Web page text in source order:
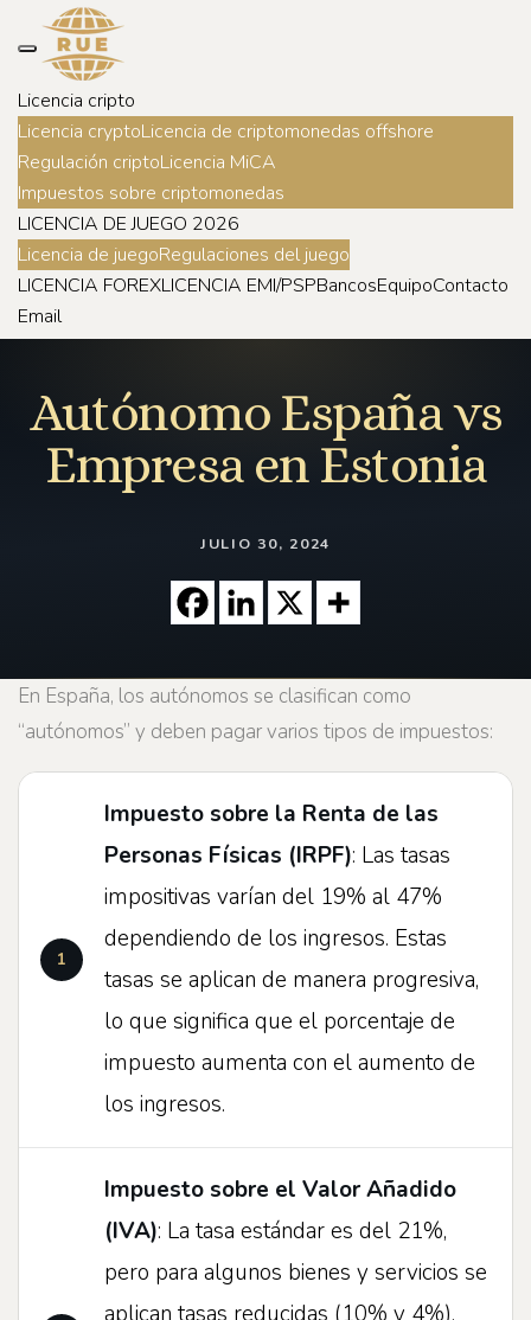
Licencia cripto
Licencia cryptoLicencia de criptomonedas offshore
Regulación criptoLicencia MiCA
Impuestos sobre criptomonedas
LICENCIA DE JUEGO 2026
Licencia de juegoRegulaciones del juego
LICENCIA FOREXLICENCIA EMI/PSPBancosEquipoContacto
Email
Autónomo España vs
Empresa en Estonia
JULIO 30, 2024
En España, los autónomos se clasifican como
“autónomos” y deben pagar varios tipos de impuestos:
Impuesto sobre la Renta de las
Personas Físicas (IRPF): Las tasas
impositivas varían del 19% al 47%
dependiendo de los ingresos. Estas
tasas se aplican de manera progresiva,
lo que significa que el porcentaje de
impuesto aumenta con el aumento de
los ingresos.
Impuesto sobre el Valor Añadido
(IVA): La tasa estándar es del 21%,
pero para algunos bienes y servicios se
aplican tasas reducidas (10% y 4%).